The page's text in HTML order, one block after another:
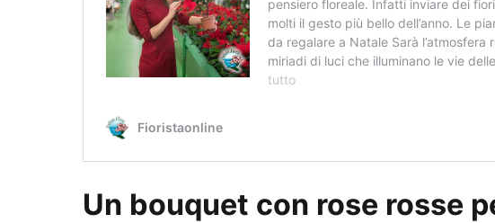
Un bouquet con rose rosse